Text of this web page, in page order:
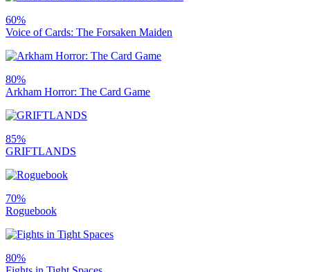
60%
Voice of Cards: The Forsaken Maiden
80%
Arkham Horror: The Card Game
85%
GRIFTLANDS
70%
Roguebook
80%